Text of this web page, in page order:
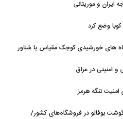
ایران و موریتانی
وضع کرد
های خورشیدی کوچک مقیاس یا شناور
امنیتی در عراق
تنگه هرمز
بوفالو در فروشگاه‌های کشور/